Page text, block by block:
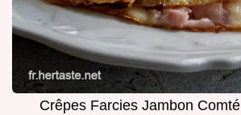
Crêpes Farcies Jambon